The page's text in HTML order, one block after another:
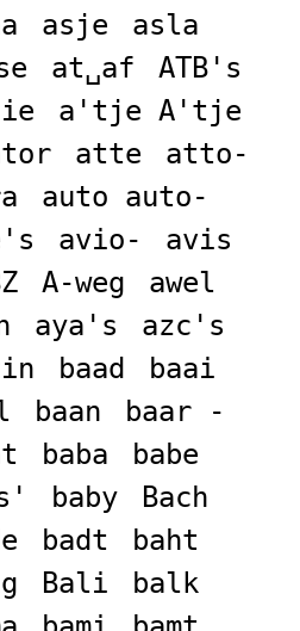
asje
asla
at␣af
ATB's
a'tje A'tje
atte
atto-
auto auto-
avio-
avis
A-weg
awel
aya's
azc's
baad
baai
baan
baar -
baba
babe
baby
Bach
badt
baht
Bali
balk